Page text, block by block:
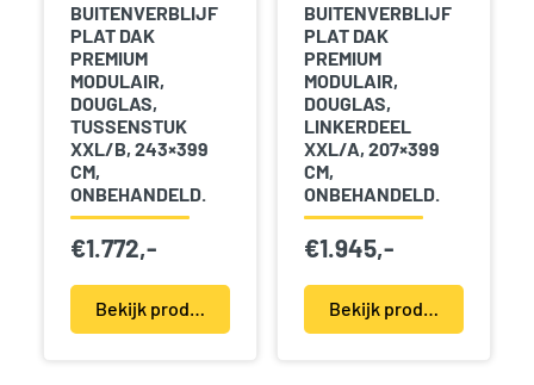
BUITENVERBLIJF
PLAT DAK
PREMIUM
MODULAIR,
DOUGLAS,
TUSSENSTUK
XXL/B, 243×399
CM,
ONBEHANDELD.
€1.772,-
Bekijk product(en)
BUITENVERBLIJF
PLAT DAK
PREMIUM
MODULAIR,
DOUGLAS,
LINKERDEEL
XXL/A, 207×399
CM,
ONBEHANDELD.
€1.945,-
Bekijk product(en)